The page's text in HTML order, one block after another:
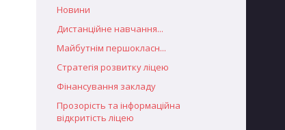
Новини
Дистанційне навчання...
Майбутнім першокласн...
Стратегія розвитку ліцею
Фінансування закладу
Прозорість та інформаційна
відкритість ліцею